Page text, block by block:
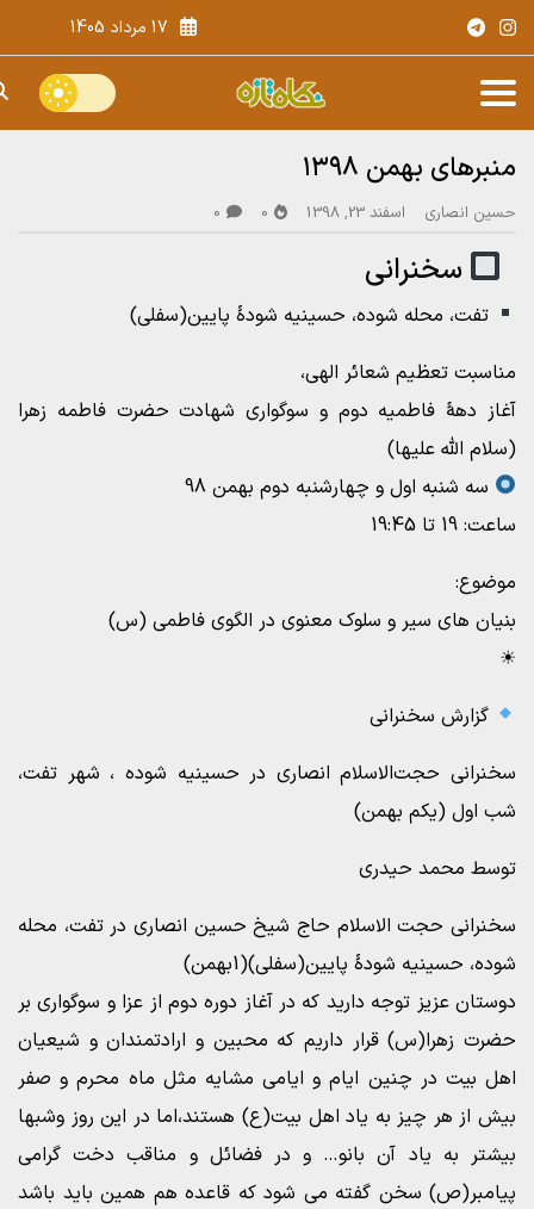
17 مرداد 1405
منبرهای بهمن ۱۳۹۸
حسین انصاری اسفند 23, 1398 0
0
سخنرانی
تفت، محله شوده، حسینیه شودۀ پایین(سفلی)
مناسبت تعظیم شعائر الهی،
آغاز دهۀ فاطمیه دوم و سوگواری شهادت حضرت فاطمه زهرا
(سلام الله علیها)
سه شنبه اول و چهارشنبه دوم بهمن 98
ساعت: 19 تا 19:45
موضوع:
بنیان های سیر و سلوک معنوی در الگوی فاطمی (س)
☀
گزارش سخنرانی
سخنرانی حجت‌الاسلام انصاری در حسینیه شوده ، شهر تفت،
شب اول (یکم بهمن)
توسط محمد حیدری
سخنرانی حجت الاسلام حاج شیخ حسین انصاری در تفت، محله
شوده، حسینیه شودۀ پایین(سفلی)(1بهمن)
دوستان عزیز توجه دارید که در آغاز دوره دوم از عزا و سوگواری بر
حضرت زهرا(س) قرار داریم که محبین و ارادتمندان و شیعیان
اهل بیت در چنین ایام و ایامی مشایه مثل ماه محرم و صفر
بیش از هر چیز به یاد اهل بیت(ع) هستند،اما در این روز وشبها
بیشتر به یاد آن بانو… و در فضائل و مناقب دخت گرامی
پیامبر(ص) سخن گفته می شود که قاعده هم همین باید باشد